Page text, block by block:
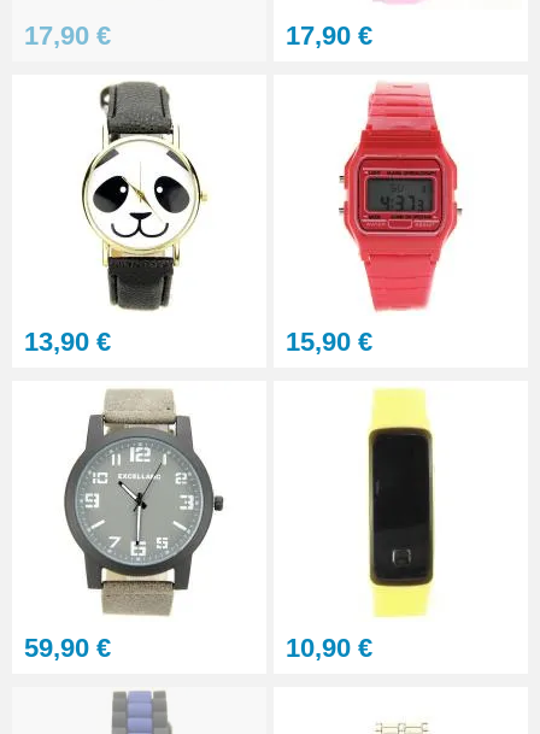
pour montre 24 mm
Barre-ressort 22 mm bracelet
montre pas chère
0,90 €
Outil soulever couvercle arrière
Pince antistatique montre pas
chère
5,90 €
Lunette grossissante - Loupe
Horloger et LED
22,90 €
Kit - Changer la pile d'une
montre - réparation pas chère
17,90 € 17,90 €
13,90 € 15,90 €
59,90 € 10,90 €